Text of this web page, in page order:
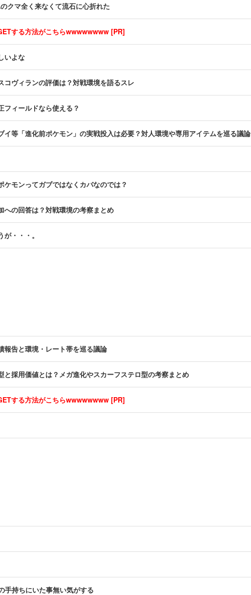
クマ全く来なくて流石に心折れた
する方法がこちらwwwwwwww [PR]
いよな
コヴィランの評価は？対戦環境を語るスレ
フィールドなら使える？
イ等「進化前ポケモン」の実戦投入は必要？対人環境や専用アイテムを巡る議論
ケモンってガブではなくカバなのでは？
への回答は？対戦環境の考察まとめ
・・・。
報告と環境・レート帯を巡る議論
と採用価値とは？メガ進化やスカーフステロ型の考察まとめ
する方法がこちらwwwwwwww [PR]
手持ちにいた事無い気がする